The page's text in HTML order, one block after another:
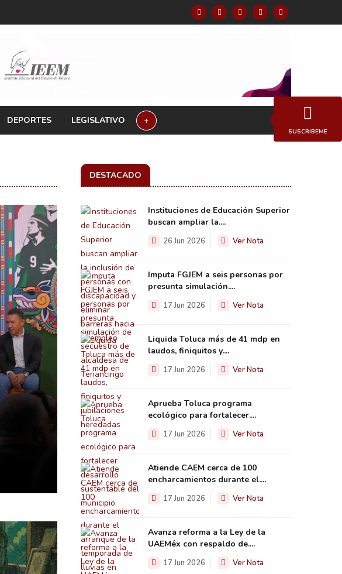
DEPORTES LEGISLATIVO +
DESTACADO
Instituciones de Educación Superior
buscan ampliar la....
26 Jun 2026 Ver Nota
Imputa FGJEM a seis personas por
presunta simulación....
17 Jun 2026 Ver Nota
Liquida Toluca más de 41 mdp en
laudos, finiquitos y....
17 Jun 2026 Ver Nota
Aprueba Toluca programa
ecológico para fortalecer....
17 Jun 2026 Ver Nota
Atiende CAEM cerca de 100
encharcamientos durante el....
17 Jun 2026 Ver Nota
Avanza reforma a la Ley de la
UAEMéx con respaldo de....
17 Jun 2026 Ver Nota
SUSCRIBEME